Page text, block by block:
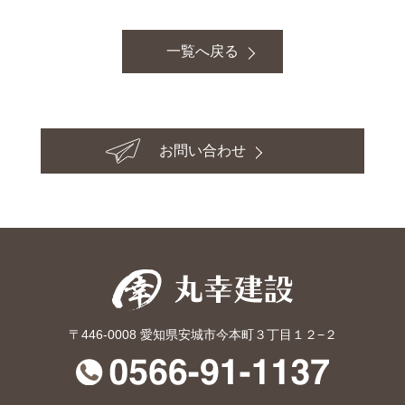
一覧へ戻る
お問い合わせ
〒446-0008 愛知県安城市今本町３丁目１２−２